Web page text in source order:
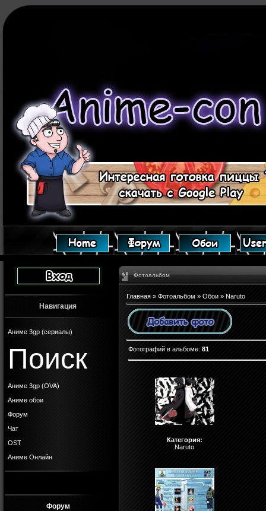
Навигация
Аниме 3gp (сериалы)
Поиск
Аниме 3gp (OVA)
Аниме обои
Форум
Чат
OST
Аниме Онлайн
Форум
Фотоальбом
Главная » Фотоальбом » Обои » Naruto
Фотографий в альбоме: 81
Категория:
Naruto